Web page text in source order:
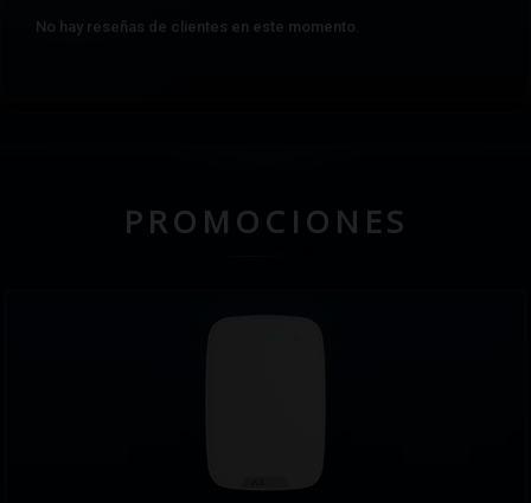
No hay reseñas de clientes en este momento.
PROMOCIONES